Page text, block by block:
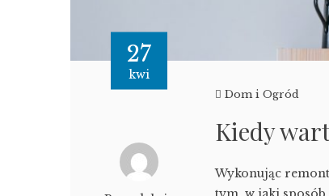
27
kwi
Dom i Ogród
Kiedy
Wykonując